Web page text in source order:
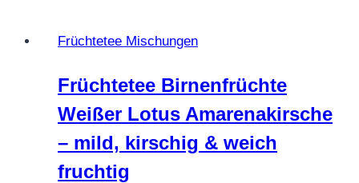
aromatischer
Früchtetee Mischungen
Früchtetee Birnenfrüchte
Weißer Lotus Amarenakirsche
– mild, kirschig & weich
fruchtig